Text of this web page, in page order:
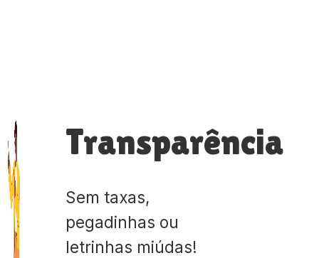
Transparência
Sem taxas,
pegadinhas ou
letrinhas miúdas!